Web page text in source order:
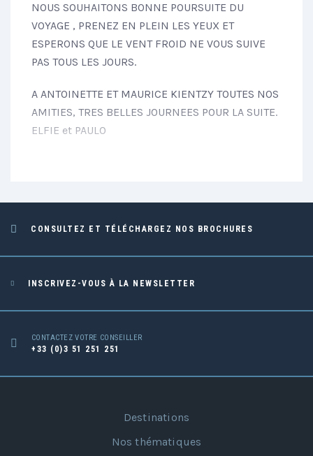
NOUS SOUHAITONS BONNE POURSUITE DU
VOYAGE , PRENEZ EN PLEIN LES YEUX ET
ESPERONS QUE LE VENT FROID NE VOUS SUIVE
PAS TOUS LES JOURS.
A ANTOINETTE ET MAURICE KIENTZY TOUTES NOS
AMITIES, TRES BELLES JOURNEES POUR LA SUITE.
ELFIE et PAULO
CONSULTEZ ET TÉLÉCHARGEZ NOS BROCHURES
INSCRIVEZ-VOUS À LA NEWSLETTER
CONTACTEZ VOTRE CONSEILLER
+33 (0)3 51 251 251
Destinations
Nos thématiques